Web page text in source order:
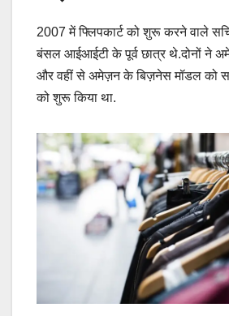
2007 में फ्लिपकार्ट को शुरू करने वाले
बंसल आईआईटी के पूर्व छात्र थे.दोनों ने
और वहीं से अमेज़न के बिज़नेस मॉडल को
को शुरू किया था.